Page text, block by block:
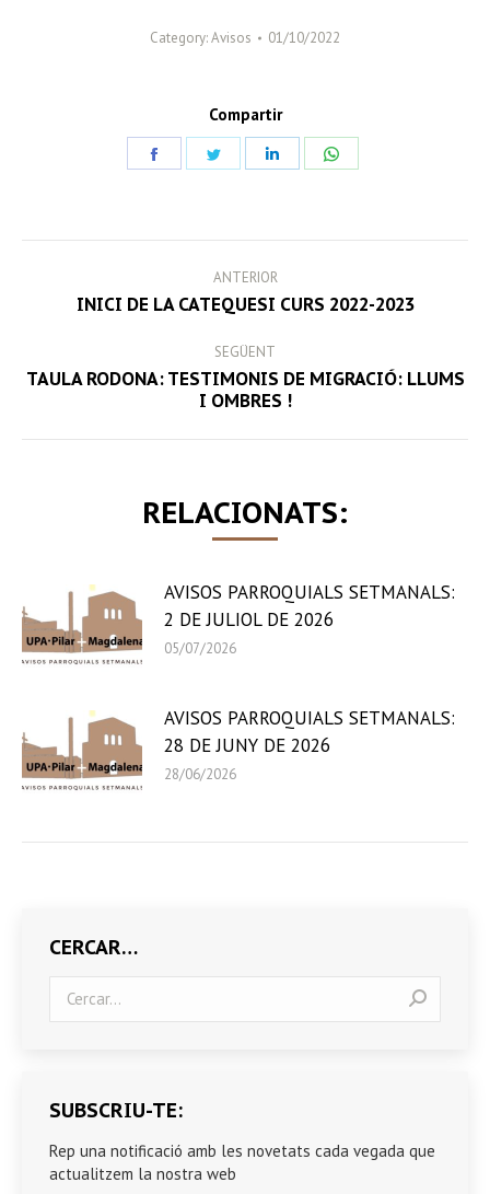
Category:Avisos 01/10/2022
Compartir
NAVIGATION
ANTERIOR
Previous
INICI DE LA CATEQUESI CURS 2022-2023
SEGÜENT
Next
TAULA RODONA: TESTIMONIS DE MIGRACIÓ: LLUMS
I OMBRES !
RELACIONATS:
AVISOS PARROQUIALS SETMANALS:
2 DE JULIOL DE 2026
05/07/2026
AVISOS PARROQUIALS SETMANALS:
28 DE JUNY DE 2026
28/06/2026
CERCAR…
SUBSCRIU-TE:
Rep una notificació amb les novetats cada vegada que
actualitzem la nostra web